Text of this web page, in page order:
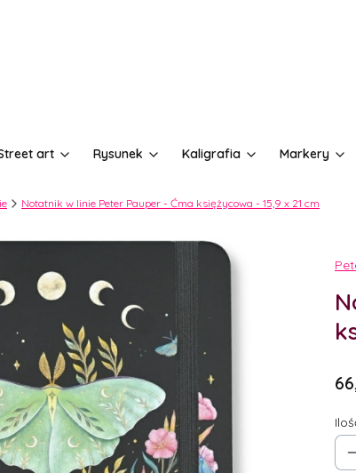
art Rysunek Kaligrafia Markery
Notatnik w linie Peter Pauper - Ćma księżycowa - 15,9 x 21 cm